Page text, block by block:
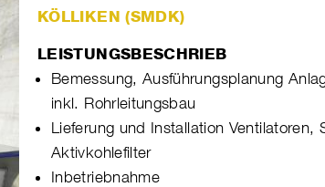
KÖLLIKEN (SMDK)
LEISTUNGSBESCHRIEB
Bemessung, Ausführungsplanung
inkl. Rohrleitungsbau
Lieferung und Installation Ventilatoren,
Aktivkohlefilter
Inbetriebnahme